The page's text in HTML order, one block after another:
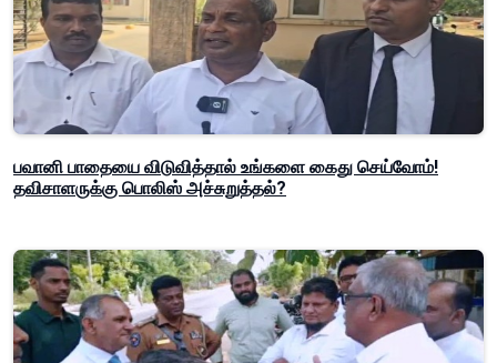
பவானி பாதையை விடுவித்தால் உங்களை கைது செய்வோம்!
தவிசாளருக்கு பொலிஸ் அச்சுறுத்தல்?